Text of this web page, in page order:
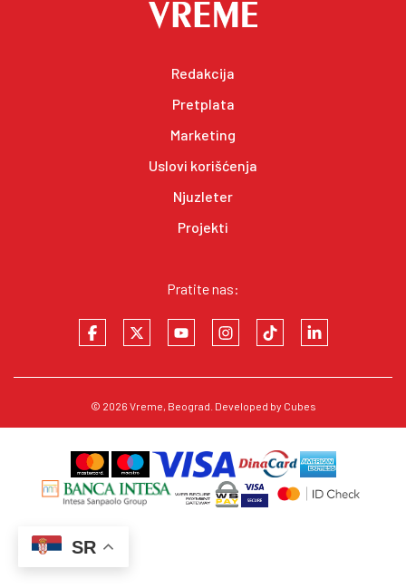
Redakcija
Pretplata
Marketing
Uslovi korišćenja
Njuzleter
Projekti
Pratite nas:
© 2026 Vreme, Beograd. Developed by Cubes
SR